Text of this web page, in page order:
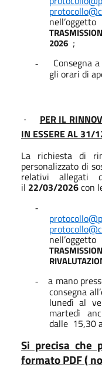
2026 ;
- Consegna
gli orari di
·
PER IL
IN ESSERE AL 31/
La richiesta di
personalizzato di
relativi allegati
il 22/03/2026con
-
- a mano
consegna
lunedì al
martedì
dalle 15,30
Si precisa che
formato PDF (